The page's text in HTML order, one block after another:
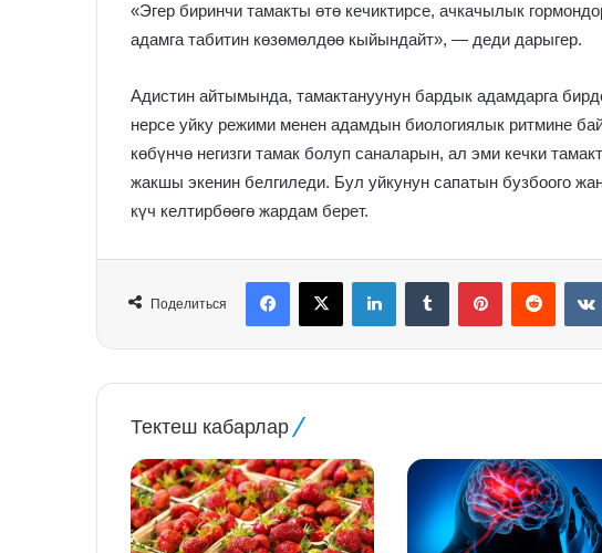
«Эгер биринчи тамакты өтө кечиктирсе, ачкачылык
адамга табитин көзөмөлдөө кыйындайт», — деди дарыгер.
Адистин айтымында, тамактануунун бардык адамдарга
нерсе уйку режими менен адамдын биологиялык ритмине
көбүнчө негизги тамак болуп саналарын, ал эми кечки
жакшы экенин белгиледи. Бул уйкунун сапатын бузбоого
күч келтирбөөгө жардам берет.
Поделиться
FacebookX LinkedInTumblr PinterestReddit
Тектеш кабарлар